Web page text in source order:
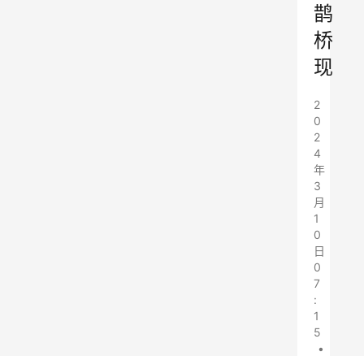
鹊
桥
现
2
0
2
4
年
3
月
1
0
日
0
7
:
1
5
•